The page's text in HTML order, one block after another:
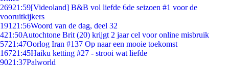
26921:59[Videoland] B&B vol liefde 6de seizoen #1 voor de
vooruitkijkers
191 21:56Woord van de dag, deel 32
421:50Autochtone Brit (20) krijgt 2 jaar cel voor online misbruik
5721:47Oorlog Iran #137 Op naar een mooie toekomst
16721:45Haiku ketting #27 - strooi wat liefde
9021:37Palworld